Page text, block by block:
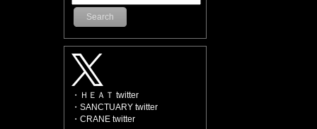
Search
・ＨＥＡＴ twitter
・SANCTUARY twitter
・CRANE twitter